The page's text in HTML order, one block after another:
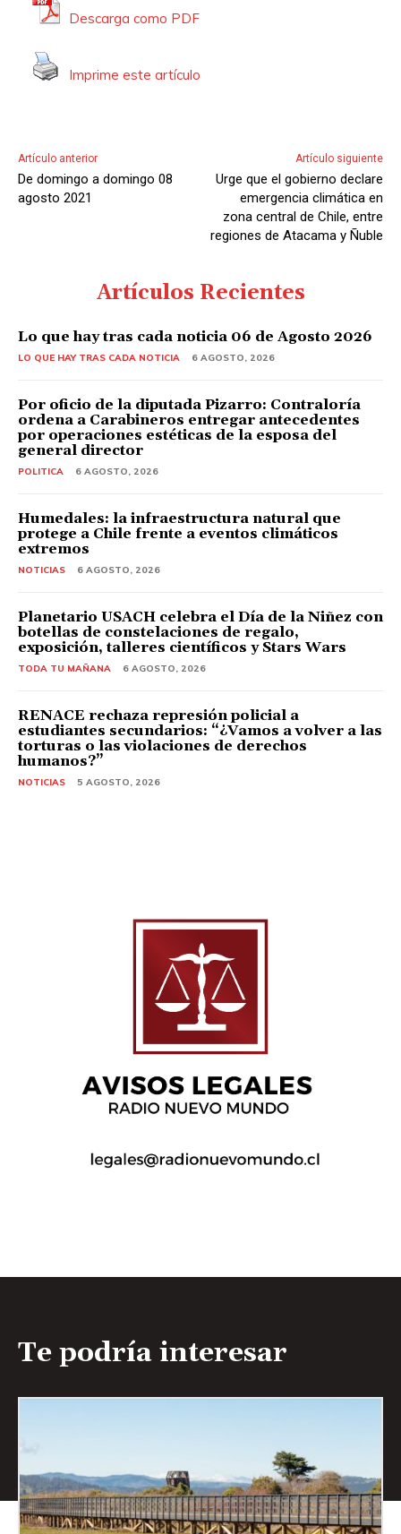
Descarga como PDF
Imprime este artículo
Artículo anterior
De domingo a domingo 08
agosto 2021
Artículo siguiente
Urge que el gobierno declare
emergencia climática en
zona central de Chile, entre
regiones de Atacama y Ñuble
Artículos Recientes
Lo que hay tras cada noticia 06 de Agosto 2026
LO QUE HAY TRAS CADA NOTICIA 6 AGOSTO, 2026
Por oficio de la diputada Pizarro: Contraloría
ordena a Carabineros entregar antecedentes
por operaciones estéticas de la esposa del
general director
POLITICA 6 AGOSTO, 2026
Humedales: la infraestructura natural que
protege a Chile frente a eventos climáticos
extremos
NOTICIAS 6 AGOSTO, 2026
Planetario USACH celebra el Día de la Niñez con
botellas de constelaciones de regalo,
exposición, talleres científicos y Stars Wars
TODA TU MAÑANA 6 AGOSTO, 2026
RENACE rechaza represión policial a
estudiantes secundarios: “¿Vamos a volver a las
torturas o las violaciones de derechos
humanos?”
NOTICIAS 5 AGOSTO, 2026
Te podría interesar